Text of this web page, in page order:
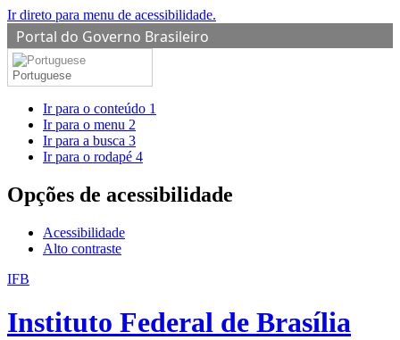
Ir direto para menu de acessibilidade.
Portal do Governo Brasileiro
Portuguese
Ir para o conteúdo 1
Ir para o menu 2
Ir para a busca 3
Ir para o rodapé 4
Opções de acessibilidade
Acessibilidade
Alto contraste
IFB
Instituto Federal de Brasília